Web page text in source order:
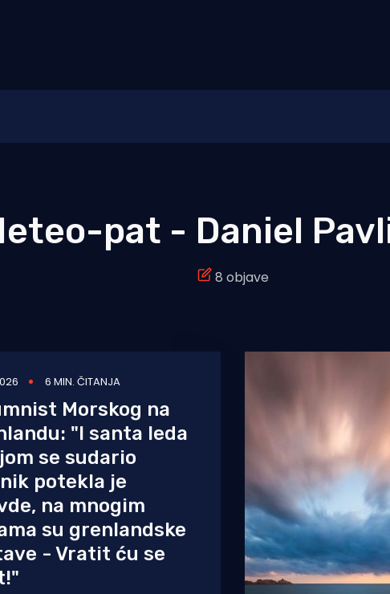
pat - Daniel
8 objave
6 MIN. ČITANJA
Morskog na
"I santa leda
se sudario
potekla je
na mnogim
su grenlandske
- Vratit ću se